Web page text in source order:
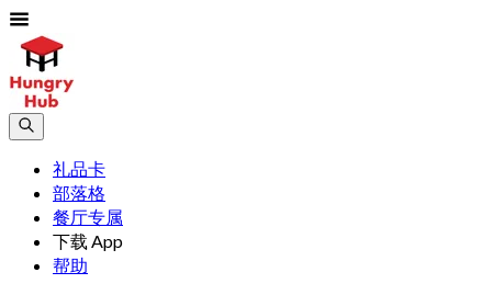
礼品卡
部落格
餐厅专属
下载 App
帮助